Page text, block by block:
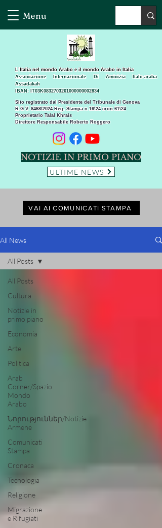
Menu
Sito registrato dal Presidente del Tribunale di Genova
R.G.V. 8468\2024 Reg. Stampa n 16\24 cron.61\24 ​
Proprietario Talal Khrais
Direttore Responsabile Roberto Roggero
L’Italia nel mondo Arabo e il mondo Arabo in Italia
Associazione Internazionale Di Amicizia Italo-araba
Assadakah
IBAN: IT03K0832703261000000002834
NOTIZIE IN PRIMO PIANO
ULTIME NEWS
VAI AI COMUNICATI STAMPA
All News
All Posts
Cultura
Notizie in
primo piano
Economia
Arte
Politica
Arab
Corner/Spazio
Mondo
Arabo
Նորություններ/Notizie
Armene
Comunicati
Stampa
Cronaca
Tecnologia
Religione
Migrazione
e Rifugiati
All Posts